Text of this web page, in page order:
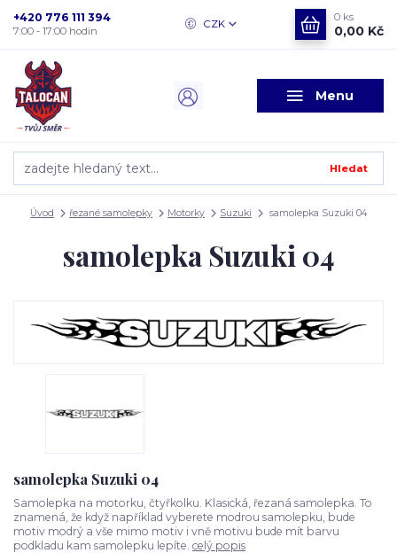
Menu
CZK
Hledat
+420 776 111 394
7:00 - 17:00 hodin
0 ks
0,00 Kč
Úvod řezané samolepky Motorky Suzuki samolepka Suzuki 04
samolepka Suzuki 04
samolepka Suzuki 04
Samolepka na motorku, čtyřkolku. Klasická, řezaná samolepka. To
znamená, že když například vyberete modrou samolepku, bude
motiv modrý a vše mimo motiv i vně motivu bude mít barvu
podkladu kam samolepku lepíte. celý popis